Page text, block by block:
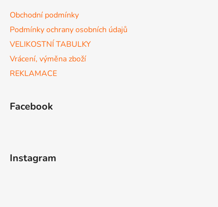
Obchodní podmínky
Podmínky ochrany osobních údajů
VELIKOSTNÍ TABULKY
Vrácení, výměna zboží
REKLAMACE
Facebook
Instagram